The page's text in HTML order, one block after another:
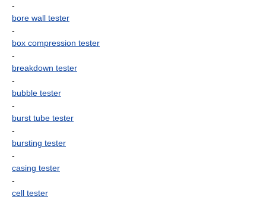
-
bore wall tester
-
box compression tester
-
breakdown tester
-
bubble tester
-
burst tube tester
-
bursting tester
-
casing tester
-
cell tester